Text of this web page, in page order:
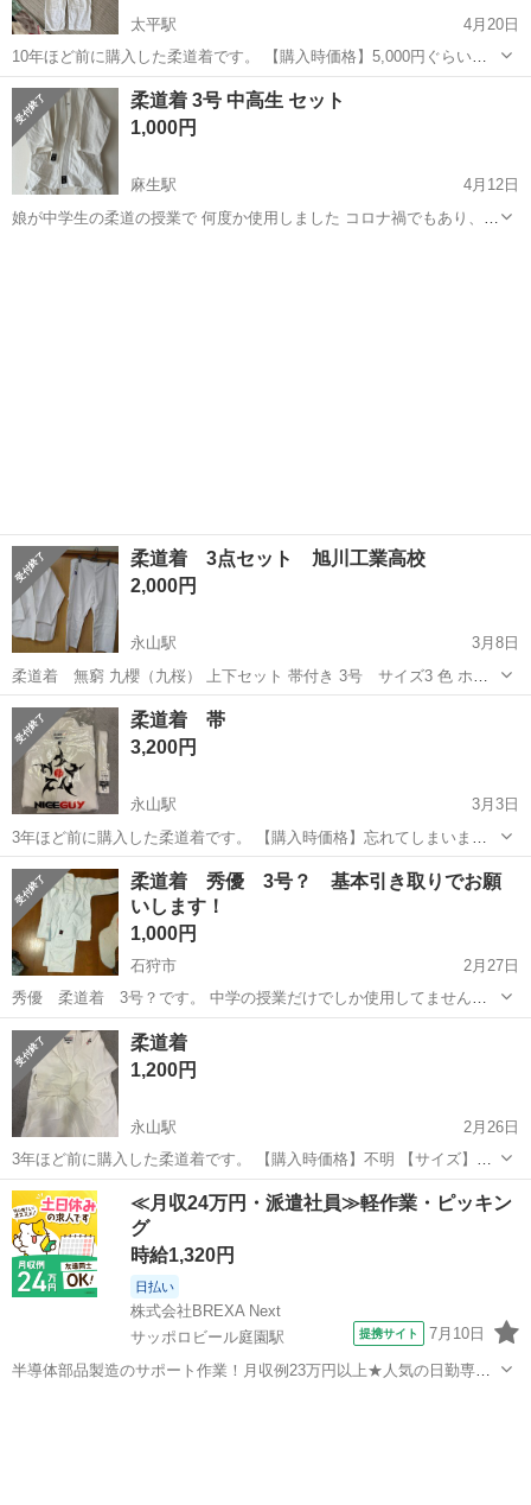
太平駅
4月20日
10年ほど前に購入した柔道着です。 【購入時価格】5,000円ぐらい
【サイズ】縦：♯2号 女子156センチから160センチ 【傷などの状態】
多少の使用感ありますがめだった黄ばみ、汚れはありません。 【アピ
ールポイント】しっ...
北海道 札幌市 太平駅 武道、格闘技
柔道着 3号 中高生 セット
1,000円
麻生駅
4月12日
娘が中学生の柔道の授業で 何度か使用しました コロナ禍でもあり、使
柔道着 3点セット 旭川工業高校
2,000円
永山駅
3月8日
柔道着 無窮 九櫻（九桜） 上下セット 帯付き 3号 サイズ3 色 ホワ
イト 柔道着 無窮3号 上衣・ズボン・白帯の３点セットです。 身長168
センチ 体重68kgの息子が 着用していました。 学校の体育の授業で
数回...
北海道 旭川市 永山駅
柔道着 帯
3,200円
永山駅
3月3日
3年ほど前に購入した柔道着です。 【購入時価格】忘れてしまいまし
た。 【サイズ】上下３号 【傷などの状態】上のタグの周囲がうっすら
黄ばんでいる印象があります。写真４枚目です。 【アピールポイン
ト】未使用品ですが、自宅保管して...
北海道 旭川市 永山駅 武道、格闘技 新古品
柔道着 秀優 3号？ 基本引き取りでお願
いします！
1,000円
石狩市
2月27日
秀優 柔道着 3号？です。 中学の授業だけでしか使用してません。
そこそこキレイだと思います。 質問等ございましたらご連絡くださ
い！
北海道 石狩市 武道、格闘技
柔道着
1,200円
永山駅
2月26日
3年ほど前に購入した柔道着です。 【購入時価格】不明 【サイズ】上
下３号 【傷などの状態】襟元と右袖に、くすんだ汚れあります。 【希
望取引場所】永山駅10㎞圏内くらい 【希望取引日時】ご相談に出来る
限り合わせたいと思います ...
北海道 旭川市 永山駅 武道、格闘技 個人差
≪月収24万円・派遣社員≫軽作業・ピッキン
グ
時給1,320円
日払い
株式会社BREXA Next
サッポロビール庭園駅
提携サイト 7月10日
半導体部品製造のサポート作業！月収例23万円以上★人気の日勤専属